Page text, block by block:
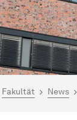
hier:
Fakultät News